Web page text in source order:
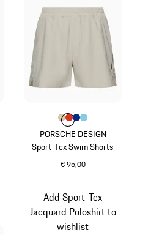
PORSCHE DESIGN
Sport-Tex Swim Shorts
€ 95,00
Kleur
Kleurbeige
Kleur
KleurKleur
Add Sport-Tex
Jacquard Poloshirt to
wishlist